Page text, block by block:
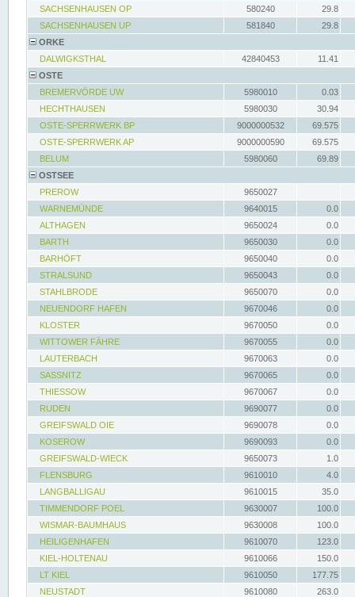
SACHSENHAUSEN OP
580240
29.8
SACHSENHAUSEN UP
581840
29.8
ORKE
DALWIGKSTHAL
42840453
11.41
OSTE
BREMERVÖRDE UW
5980010
0.03
HECHTHAUSEN
5980030
30.94
OSTE-SPERRWERK BP
9000000532
69.575
OSTE-SPERRWERK AP
9000000590
69.575
BELUM
5980060
69.89
OSTSEE
PREROW
9650027
WARNEMÜNDE
9640015
0.0
ALTHAGEN
9650024
0.0
BARTH
9650030
0.0
BARHÖFT
9650040
0.0
STRALSUND
9650043
0.0
STAHLBRODE
9650070
0.0
NEUENDORF HAFEN
9670046
0.0
KLOSTER
9670050
0.0
WITTOWER FÄHRE
9670055
0.0
LAUTERBACH
9670063
0.0
SASSNITZ
9670065
0.0
THIESSOW
9670067
0.0
RUDEN
9690077
0.0
GREIFSWALD OIE
9690078
0.0
KOSEROW
9690093
0.0
GREIFSWALD-WIECK
9650073
1.0
FLENSBURG
9610010
4.0
LANGBALLIGAU
9610015
35.0
TIMMENDORF POEL
9630007
100.0
WISMAR-BAUMHAUS
9630008
100.0
HEILIGENHAFEN
9610070
123.0
KIEL-HOLTENAU
9610066
150.0
LT KIEL
9610050
177.75
NEUSTADT
9610080
263.0